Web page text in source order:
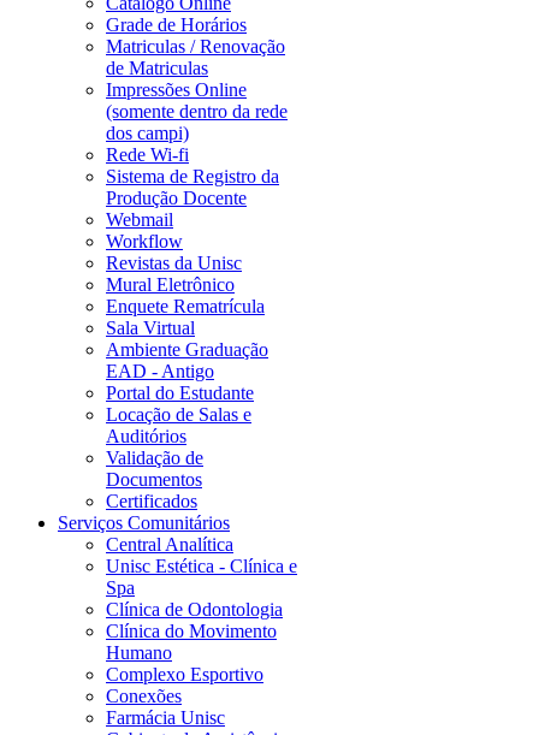
Grade de Horários
Matriculas / Renovação
de Matriculas
Impressões Online
(somente dentro da rede
dos campi)
Rede Wi-fi
Sistema de Registro da
Produção Docente
Webmail
Workflow
Revistas da Unisc
Mural Eletrônico
Enquete Rematrícula
Sala Virtual
Ambiente Graduação
EAD - Antigo
Portal do Estudante
Locação de Salas e
Auditórios
Validação de
Documentos
Certificados
Serviços Comunitários
Central Analítica
Unisc Estética - Clínica e
Spa
Clínica de Odontologia
Clínica do Movimento
Humano
Complexo Esportivo
Conexões
Farmácia Unisc